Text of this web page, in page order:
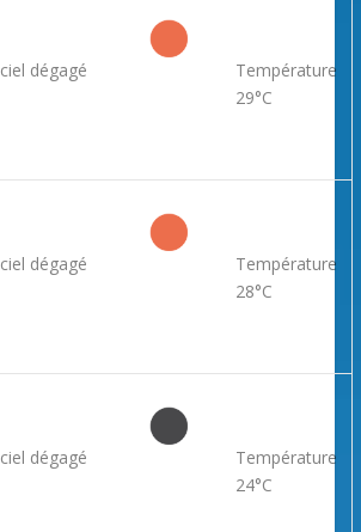
ciel dégagé
Température
29°C
ciel dégagé
Température
28°C
ciel dégagé
Température
24°C